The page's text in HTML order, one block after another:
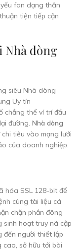
fan dạng thân
tiện tiếp cận
Nhà dòng
chẳng thể ví trí đầu
đường. Nhà dòng
tiêu vào mạng lưới
của doanh nghiệp.
hóa SSL 128-bit để
cùng tài liệu cá
chặn phần đông
sinh hoạt truy nã cập
đến người thiết lập
sở hữu tới bài